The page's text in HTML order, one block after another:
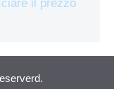
il prezzo